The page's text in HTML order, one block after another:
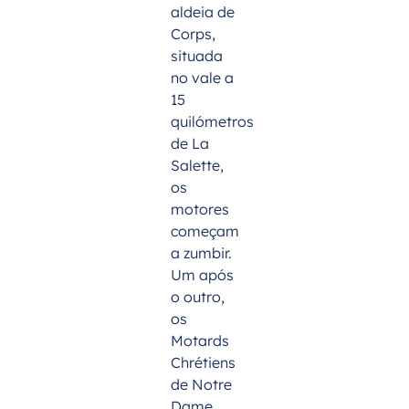
aldeia de
Corps,
situada
no vale a
15
quilómetros
de La
Salette,
os
motores
começam
a zumbir.
Um após
o outro,
os
Motards
Chrétiens
de Notre